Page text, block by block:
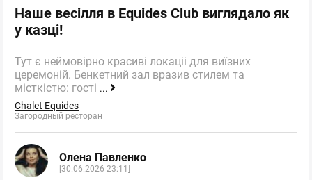
Наше весілля в Equides Club виглядало як
у казці!
Тут є неймовірно красиві локаціі для виїзних
церемоній. Бенкетний зал вразив стилем та
місткістю: гості ...
Chalet Equides
Загородный ресторан
Олена Павленко
[30.06.2026 23:11]